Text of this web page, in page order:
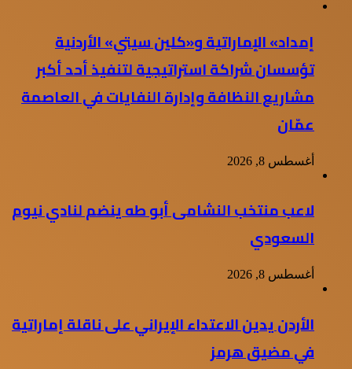
إمداد» الإماراتية و«كلين سيتي» الأردنية
تؤسسان شراكة استراتيجية لتنفيذ أحد أكبر
مشاريع النظافة وإدارة النفايات في العاصمة
عمّان
أغسطس 8, 2026
لاعب منتخب النشامى أبو طه ينضم لنادي نيوم
السعودي
أغسطس 8, 2026
الأردن يدين الاعتداء الإيراني على ناقلة إماراتية
في مضيق هرمز